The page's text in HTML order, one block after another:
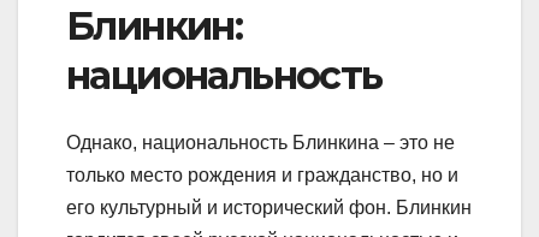
Блинкин:
национальность
Однако, национальность Блинкина – это не
только место рождения и гражданство, но и
его культурный и исторический фон. Блинкин